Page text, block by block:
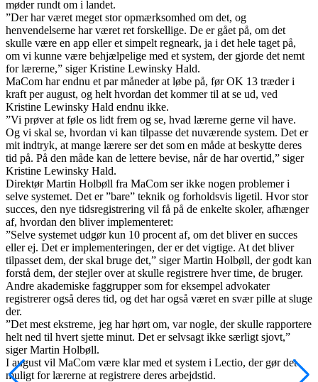
møder rundt om i landet.
”Der har været meget stor opmærksomhed om det, og
henvendelserne har været ret forskellige. De er gået på, om det
skulle være en app eller et simpelt regneark, ja i det hele taget på,
om vi kunne være behjælpelige med et system, der gjorde det nemt
for lærerne,” siger Kristine Lewinsky Hald.
MaCom har endnu et par måneder at løbe på, før OK 13 træder i
kraft per august, og helt hvordan det kommer til at se ud, ved
Kristine Lewinsky Hald endnu ikke.
”Vi prøver at føle os lidt frem og se, hvad lærerne gerne vil have.
Og vi skal se, hvordan vi kan tilpasse det nuværende system. Det er
mit indtryk, at mange lærere ser det som en måde at beskytte deres
tid på. På den måde kan de lettere bevise, når de har overtid,” siger
Kristine Lewinsky Hald.
Direktør Martin Holbøll fra MaCom ser ikke nogen problemer i
selve systemet. Det er ”bare” teknik og forholdsvis ligetil. Hvor stor
succes, den nye tidsregistrering vil få på de enkelte skoler, afhænger
af, hvordan den bliver implementeret:
”Selve systemet udgør kun 10 procent af, om det bliver en succes
eller ej. Det er implementeringen, der er det vigtige. At det bliver
tilpasset dem, der skal bruge det,” siger Martin Holbøll, der godt kan
forstå dem, der stejler over at skulle registrere hver time, de bruger.
Andre akademiske faggrupper som for eksempel advokater
registrerer også deres tid, og det har også været en svær pille at sluge
der.
”Det mest ekstreme, jeg har hørt om, var nogle, der skulle rapportere
helt ned til hvert sjette minut. Det er selvsagt ikke særligt sjovt,”
siger Martin Holbøll.
I august vil MaCom være klar med et system i Lectio, der gør det
muligt for lærerne at registrere deres arbejdstid.